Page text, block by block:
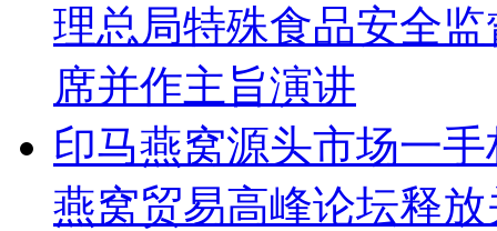
理总局特殊食品安全
席并作主旨演讲
印马燕窝源头市场一
燕窝贸易高峰论坛释